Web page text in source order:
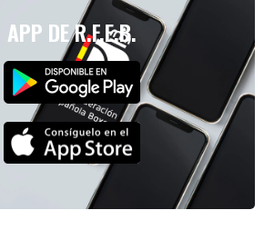
APP DE R.F.E.B.